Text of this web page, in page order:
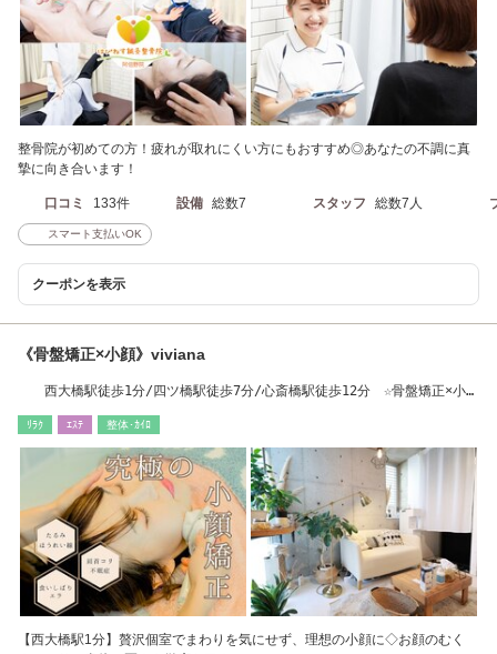
整骨院が初めての方！疲れが取れにくい方にもおすすめ◎あなたの不調に真
摯に向き合います！
口コミ 133件 設備 総数7 スタッフ 総数7人
スマート支払いOK
クーポンを表示
《骨盤矯正×小顔》viviana
西大橋駅徒歩1分/四ツ橋駅徒歩7分/心斎橋駅徒歩12分 ☆骨盤矯正×小顔
ﾘﾗｸ ｴｽﾃ 整体･ｶｲﾛ
【西大橋駅1分】贅沢個室でまわりを気にせず、理想の小顔に◇お顔のむく